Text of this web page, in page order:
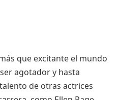
que excitante el mundo
agotador y hasta
de otras actrices